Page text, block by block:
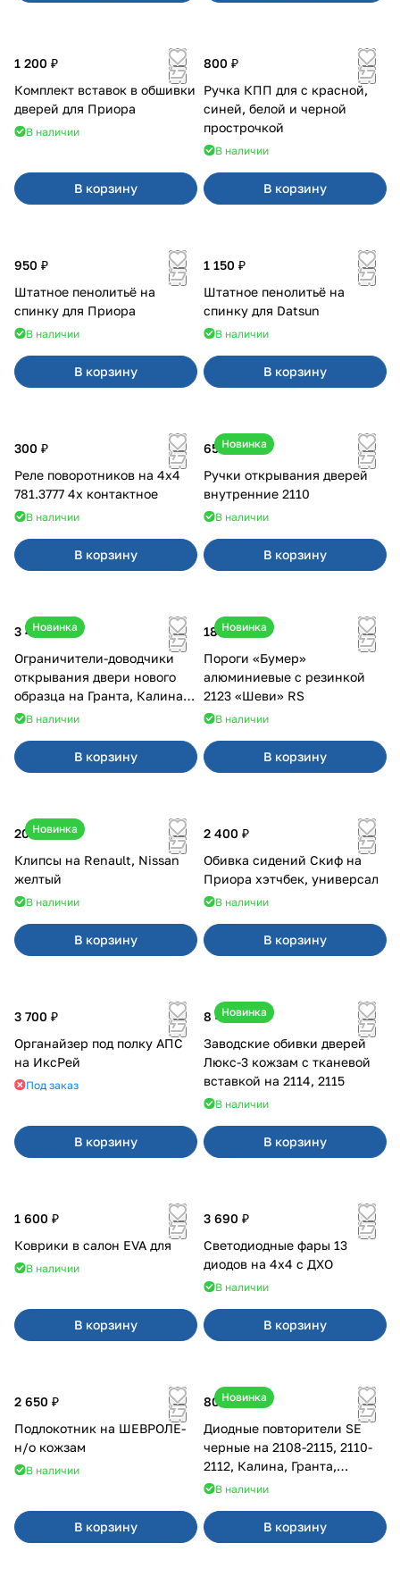
1 200 ₽
Комплект вставок в обшивки
дверей для Приора
В наличии
В корзину
800 ₽
Ручка КПП для с красной,
синей, белой и черной
прострочкой
В наличии
В корзину
950 ₽
Штатное пенолитьё на
спинку для Приора
В наличии
В корзину
1 150 ₽
Штатное пенолитьё на
спинку для Datsun
В наличии
В корзину
300 ₽
Реле поворотников на 4х4
781.3777 4х контактное
В наличии
В корзину
Новинка
650 ₽
Ручки открывания дверей
внутренние 2110
В наличии
В корзину
Новинка
3 400 ₽
Ограничители-доводчики
открывания двери нового
образца на Гранта, Калина 2,
Урбан
В наличии
В корзину
Новинка
18 000 ₽
Пороги «Бумер»
алюминиевые с резинкой
2123 «Шеви» RS
В наличии
В корзину
Новинка
20 ₽
Клипсы на Renault, Nissan
желтый
В наличии
В корзину
2 400 ₽
Обивка сидений Скиф на
Приора хэтчбек, универсал
В наличии
В корзину
3 700 ₽
Органайзер под полку АПС
на ИксРей
Под заказ
В корзину
Новинка
8 450 ₽
Заводские обивки дверей
Люкс-3 кожзам с тканевой
вставкой на 2114, 2115
В наличии
В корзину
1 600 ₽
Коврики в салон EVA для
В наличии
В корзину
3 690 ₽
Светодиодные фары 13
диодов на 4x4 с ДХО
В наличии
В корзину
2 650 ₽
Подлокотник на ШЕВРОЛЕ-
н/о кожзам
В наличии
В корзину
Новинка
800 ₽
Диодные повторители SE
черные на 2108-2115, 2110-
2112, Калина, Гранта,
Приора
В наличии
В корзину